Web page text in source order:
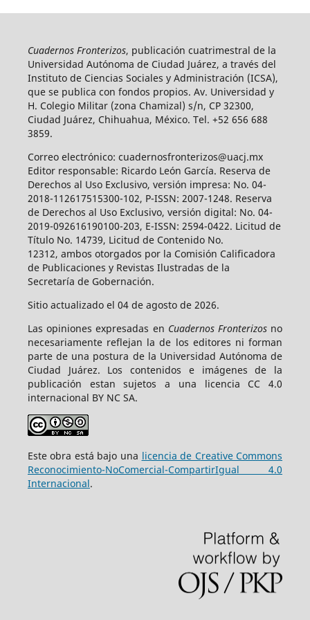
Cuadernos Fronterizos, publicación cuatrimestral de la
Universidad Autónoma de Ciudad Juárez, a través del
Instituto de Ciencias Sociales y Administración (ICSA),
que se publica con fondos propios. Av. Universidad y
H. Colegio Militar (zona Chamizal) s/n, CP 32300,
Ciudad Juárez, Chihuahua, México. Tel. +52 656 688
3859.
Correo electrónico: cuadernosfronterizos@uacj.mx
Editor responsable: Ricardo León García. Reserva de
Derechos al Uso Exclusivo, versión impresa: No. 04-
2018-112617515300-102, P-ISSN: 2007-1248. Reserva
de Derechos al Uso Exclusivo, versión digital: No. 04-
2019-092616190100-203, E-ISSN: 2594-0422. Licitud de
Título No. 14739, Licitud de Contenido No.
12312, ambos otorgados por la Comisión Calificadora
de Publicaciones y Revistas Ilustradas de la
Secretaría de Gobernación.
Sitio actualizado el 04 de agosto de 2026.
Las opiniones expresadas en Cuadernos Fronterizosno
necesariamente reflejan la de los editores ni forman
parte de una postura de la Universidad Autónoma de
Ciudad Juárez. Los contenidos e imágenes de la
publicación estan sujetos a una licencia CC 4.0
internacional BY NC SA.
Este obra está bajo una licencia de Creative Commons
Reconocimiento-NoComercial-CompartirIgual 4.0
Internacional.